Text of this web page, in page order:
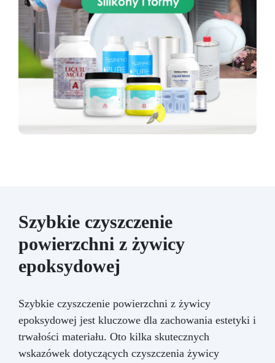
Szybkie czyszczenie
powierzchni z żywicy
epoksydowej
Szybkie czyszczenie powierzchni z żywicy
epoksydowej jest kluczowe dla zachowania estetyki i
trwałości materiału. Oto kilka skutecznych
wskazówek dotyczących czyszczenia żywicy